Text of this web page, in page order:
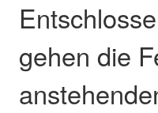
gehen die